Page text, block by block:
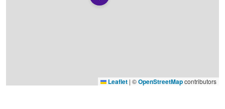
Leaflet | ©OpenStreetMapcontributors